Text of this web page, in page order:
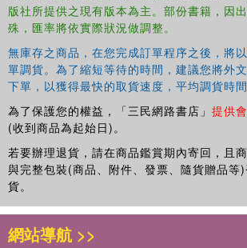
版社所提供之現有版本為主。部份書籍，因
殊，匯率將依實際狀況做調整。
無庫存之商品，在您完成訂單程序之後，將
單調貨。為了縮短等待的時間，建議您將外
下單，以獲得最快的取貨速度，平均調貨時間
為了保護您的權益，「三民網路書店」 提供
(收到商品為起始日)。
若要辦理退貨，請在商品鑑賞期內寄回，且
與完整包裝(商品、附件、發票、隨貨贈品等
貨。
網站導航 >>